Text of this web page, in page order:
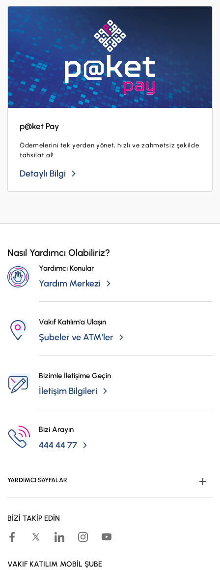
p@ket Pay
Ödemelerini tek yerden yönet, hızlı ve zahmetsiz şekilde
tahsilat al!
Detaylı Bilgi
Nasıl Yardımcı Olabiliriz?
Yardımcı Konular
Yardım Merkezi
Vakıf Katılım'a Ulaşın
Şubeler ve ATM'ler
Bizimle İletişime Geçin
İletişim Bilgileri
Bizi Arayın
444 44 77
YARDIMCI SAYFALAR
Kampanyalar
Hesaplama Araçları
BİZİ TAKİP EDİN
VAKIF KATILIM MOBİL ŞUBE